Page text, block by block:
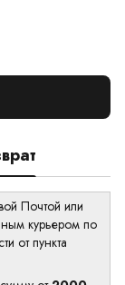
Почтой или
курьером по
от пункта